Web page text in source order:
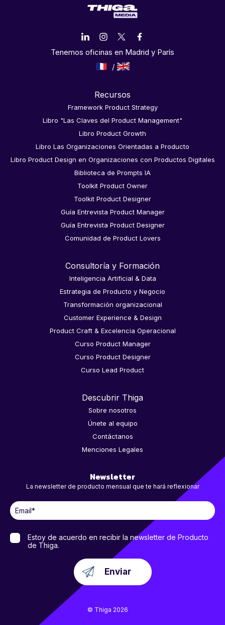
Tenemos oficinas en Madrid y París
Recursos
Framework Product Strategy
Libro "Las Claves del Product Management"
Libro Product Growth
Libro Las Organizaciones Orientadas a Producto
Libro Product Design en Organizaciones con Productos Digitales
Biblioteca de Prompts IA
Toolkit Product Owner
Toolkit Product Designer
Guía Entrevista Product Manager
Guía Entrevista Product Designer
Comunidad de Product Lovers
Consultoría y Formación
Inteligencia Artificial & Data
Estrategia de Producto y Negocio
Transformación organizacional
Customer Experience & Design
Product Craft & Excelencia Operacional
Curso Product Manager
Curso Product Designer
Curso Lead Product
Descubrir Thiga
Sobre nosotros
Únete al equipo
Contáctanos
Menciones Legales
Newsletter
La newsletter de producto mensual que te hará reflexionar
Estoy de acuerdo en recibir la newsletter de Producto
de Thiga.
© Thiga 2026